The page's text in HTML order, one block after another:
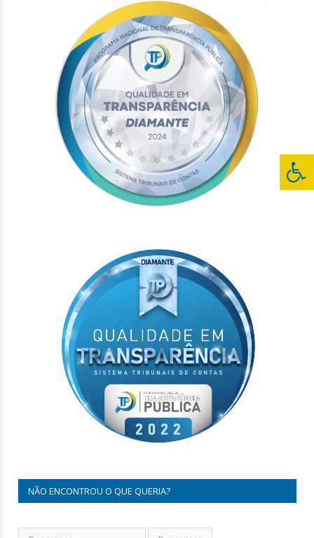
NÃO ENCONTROU O QUE QUERIA?